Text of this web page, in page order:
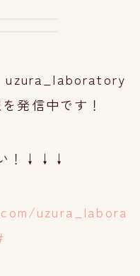
uzura_laboratory
発信中です！
い！↓↓↓
uzura_labora